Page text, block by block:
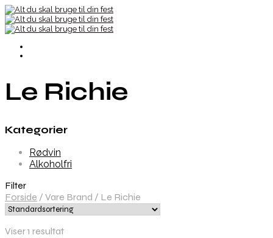
Le Richie
Kategorier
Rødvin
Alkoholfri
Filter
Forside / Vare Brand / Le Richie
Viser 1 resultat